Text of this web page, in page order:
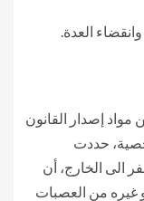
العدة.
إصدار القانون
الشخصية، حددت
الى الخارج، أن
غيره من العصبات